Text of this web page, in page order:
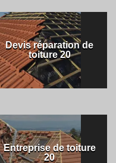
Devis réparation de
toiture 20
Entreprise de toiture
20